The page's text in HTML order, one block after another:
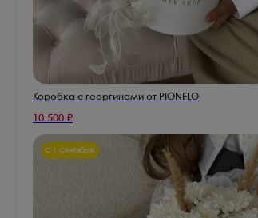
Коробка с георгинами от PIONFLO
10 500 ₽
С 1 Сентября!